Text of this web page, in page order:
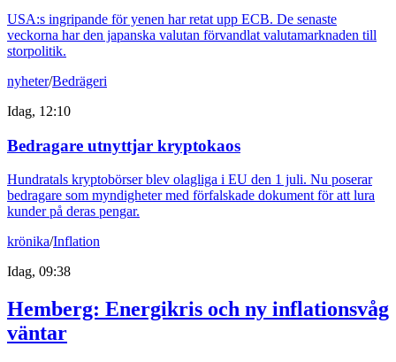
USA:s ingripande för yenen har retat upp ECB. De senaste
veckorna har den japanska valutan förvandlat valutamarknaden till
storpolitik.
nyheter/Bedrägeri
Idag, 12:10
Bedragare utnyttjar kryptokaos
Hundratals kryptobörser blev olagliga i EU den 1 juli. Nu poserar
bedragare som myndigheter med förfalskade dokument för att lura
kunder på deras pengar.
krönika/Inflation
Idag, 09:38
Hemberg: Energikris och ny inflationsvåg
väntar